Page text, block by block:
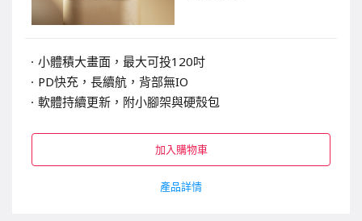
小體積大畫面，最大可投120吋
PD快充，長續航，背部無IO
軟體持續更新，附小腳架與硬殼包
加入購物車
產品詳情